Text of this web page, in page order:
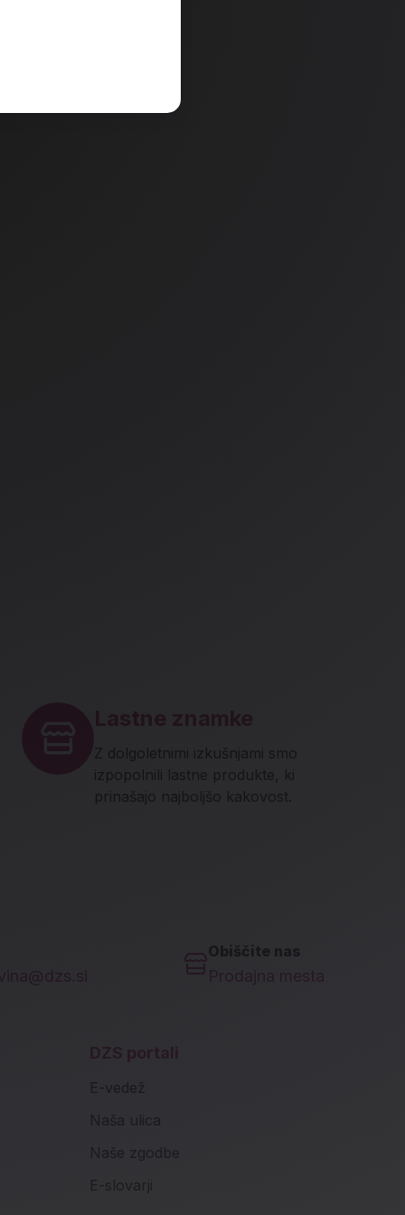
Lastne znamke
Z dolgoletnimi izkušnjami smo
izpopolnili lastne produkte, ki
prinašajo najboljšo kakovost.
Obiščite nas
Prodajna mesta
DZS portali
E-vedež
Naša ulica
Naše zgodbe
E-slovarji